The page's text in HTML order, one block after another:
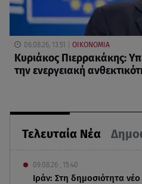
Τελευταία Νέα
09.08.26 , 15:40
Ιράν: Στη δημοσιότητα νέο
06.08.26, 13:51 ΟΙΚΟΝΟΜΙΑ
Κυριάκος Πιερρακάκης:
την ενεργειακή